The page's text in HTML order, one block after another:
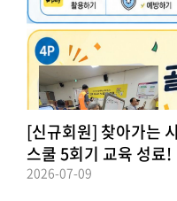
[신규회원] 찾아가는
스쿨 5회기 교육 성료!
2026-07-09